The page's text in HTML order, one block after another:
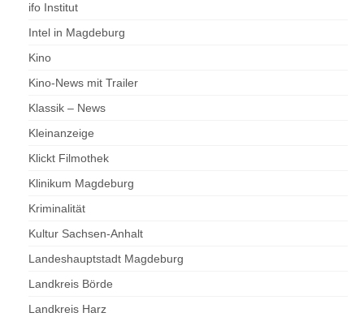
ifo Institut
Intel in Magdeburg
Kino
Kino-News mit Trailer
Klassik – News
Kleinanzeige
Klickt Filmothek
Klinikum Magdeburg
Kriminalität
Kultur Sachsen-Anhalt
Landeshauptstadt Magdeburg
Landkreis Börde
Landkreis Harz